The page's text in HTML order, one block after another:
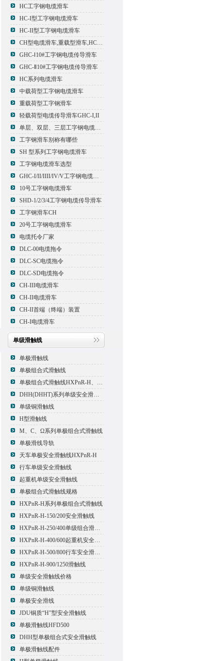
HC工字钢电缆滑车
HC-I型工字钢电缆滑车
HC-II型工字钢电缆滑车
CH型电缆滑车,重载型滑车,HC型滑车
GHC-Ⅰ10#工字钢电缆传导滑车
GHC-Ⅱ10#工字钢电缆传导滑车
HC系列电缆滑车
中载荷型工字钢电缆滑车
重载荷型工字钢滑车
轻载荷型电缆传导滑车GHC-I,II
单层、双层、三层工字钢电缆传导滑车
工字钢滑车别称有哪些
SH 型系列工字钢电缆滑车
工字钢电缆滑车选型
GHC-I/II/IIII/IV/V工字钢电缆滑车
10号工字钢电缆滑车
SHD-1/2/3/4工字钢电缆传导滑车
工字钢滑车CH
20号工字钢电缆滑车
电缆托令厂家
DLC-00电缆拖令
DLC-SC电缆拖令
DLC-SD电缆拖令
CH-III电缆滑车
CH-II电缆滑车
CH-II首端（终端）装置
CH-I电缆滑车
单级滑触线
单极滑触线
单极组合式滑触线
单极组合式滑触线HXPnR-H、HXPnR-H8 、HXPnR-HT
DHH(DHHT)系列单级安全滑触线
单级铜滑触线
H型滑触线
M、C、Ω系列单极组合式滑触线
单极滑线导轨
天车单极安全滑触线HXPnR-H
行车单级安全滑触线
起重机单级安全滑触线
单极组合式滑触线规格
HXPnR-H系列单极组合式滑触线
HXPnR-H-150/200安全滑触线
HXPnR-H-250/400单级组合滑触线
HXPnR-H-400/600起重机安全滑触线
HXPnR-H-500/800行车安全滑触线
HXPnR-H-900/1250滑触线
单级安全滑触线价格
单级铜滑触线
单极安全滑线
JDU铜质“H”型安全滑触线
单极滑触线HFD500
DHH型单极组合式安全滑触线
单极滑触线配件